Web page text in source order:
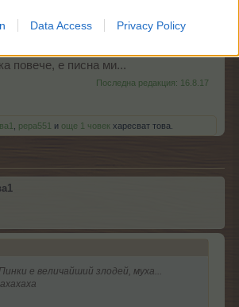
Data Access Privacy Policy
също
повече, е писна ми...
Последна редакция: 16.8.17
pepa551 и още 1 човек харесват това.
е величайший злодей, муха...